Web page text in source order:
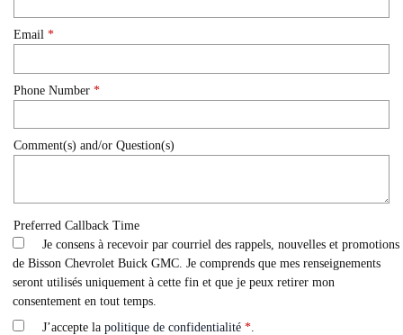
Email *
Phone Number *
Comment(s) and/or Question(s)
Preferred Callback Time
Je consens à recevoir par courriel des rappels, nouvelles et promotions
de Bisson Chevrolet Buick GMC. Je comprends que mes renseignements
seront utilisés uniquement à cette fin et que je peux retirer mon
consentement en tout temps.
J’accepte la politique de confidentialité *